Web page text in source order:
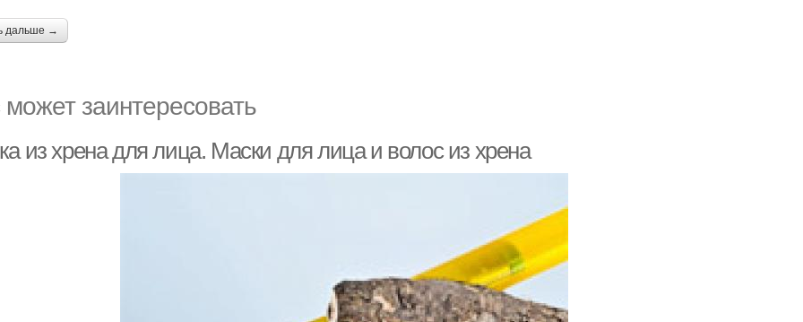
дальше →
заинтересовать
из хрена для лица. Маски для лица и волос из хрена